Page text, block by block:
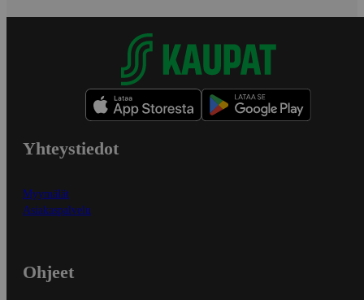
Yhteystiedot
Myymälät
Asiakaspalvelu
Ohjeet